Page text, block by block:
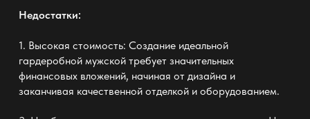
Недостатки:
1. Высокая стоимость: Создание идеальной
гардеробной мужскойтребует значительных
финансовых вложений, начиная от дизайна и
заканчивая качественной отделкой и оборудованием.